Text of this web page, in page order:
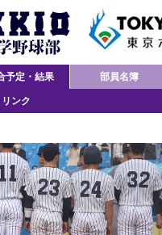
予定・結果 部員名簿
リンク